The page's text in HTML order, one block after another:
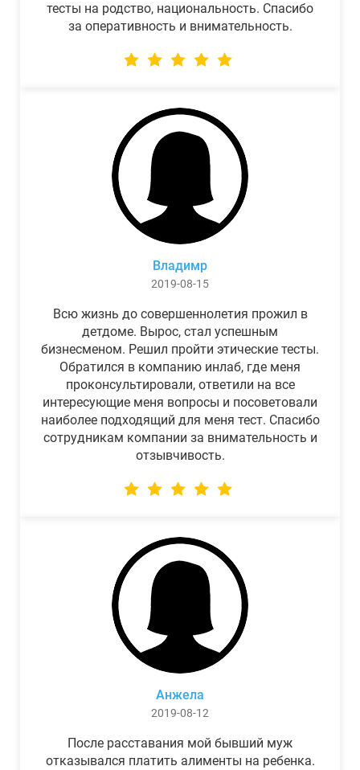
тесты на родство, национальность. Спасибо
за оперативность и внимательность.
Владимр
2019-08-15
Всю жизнь до совершеннолетия прожил в
детдоме. Вырос, стал успешным
бизнесменом. Решил пройти этические тесты.
Обратился в компанию инлаб, где меня
проконсультировали, ответили на все
интересующие меня вопросы и посоветовали
наиболее подходящий для меня тест. Спасибо
сотрудникам компании за внимательность и
отзывчивость.
Анжела
2019-08-12
После расставания мой бывший муж
отказывался платить алименты на ребенка.